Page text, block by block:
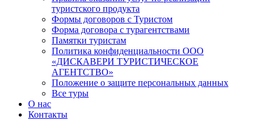
туристского продукта
Формы договоров с Туристом
Форма договора с турагентствами
Памятки туристам
Политика конфиденциальности ООО
«ДИСКАВЕРИ ТУРИСТИЧЕСКОЕ
АГЕНТСТВО»
Положение о защите персональных данных
Все туры
О нас
Контакты